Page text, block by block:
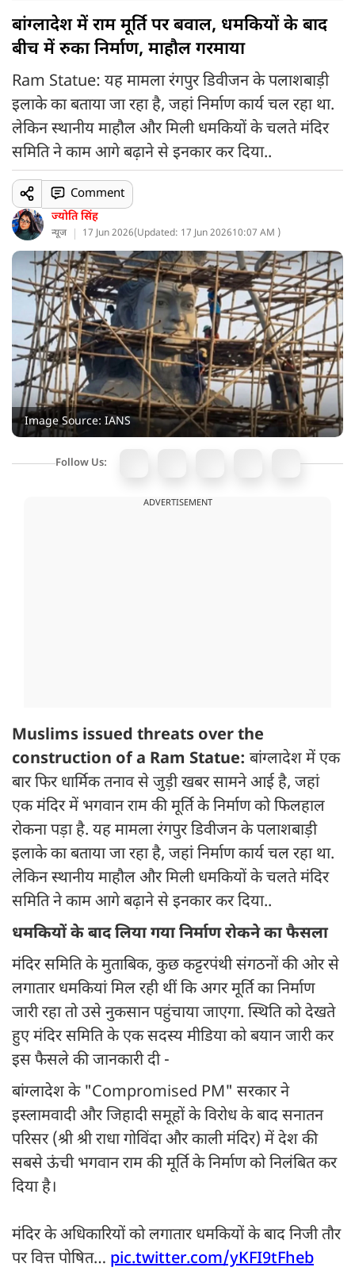
बांग्लादेश में राम मूर्ति पर बवाल, धमकियों के बाद
बीच में रुका निर्माण, माहौल गरमाया
Ram Statue: यह मामला रंगपुर डिवीजन के पलाशबाड़ी
इलाके का बताया जा रहा है, जहां निर्माण कार्य चल रहा था.
लेकिन स्थानीय माहौल और मिली धमकियों के चलते मंदिर
समिति ने काम आगे बढ़ाने से इनकार कर दिया..
ज्योति सिंह
न्यूज 17 Jun 2026(Updated: 17 Jun 202610:07 AM )
Comment
Image Source: IANS
Follow Us:
ADVERTISEMENT
Muslims issued threats over the
construction of a Ram Statue: बांग्लादेश में एक
बार फिर धार्मिक तनाव से जुड़ी खबर सामने आई है, जहां
एक मंदिर में भगवान राम की मूर्ति के निर्माण को फिलहाल
रोकना पड़ा है. यह मामला रंगपुर डिवीजन के पलाशबाड़ी
इलाके का बताया जा रहा है, जहां निर्माण कार्य चल रहा था.
लेकिन स्थानीय माहौल और मिली धमकियों के चलते मंदिर
समिति ने काम आगे बढ़ाने से इनकार कर दिया..
धमकियों के बाद लिया गया निर्माण रोकने का फैसला
मंदिर समिति के मुताबिक, कुछ कट्टरपंथी संगठनों की ओर से
लगातार धमकियां मिल रही थीं कि अगर मूर्ति का निर्माण
जारी रहा तो उसे नुकसान पहुंचाया जाएगा. स्थिति को देखते
हुए मंदिर समिति के एक सदस्य मीडिया को बयान जारी कर
इस फैसले की जानकारी दी -
बांग्लादेश के "Compromised PM" सरकार ने
इस्लामवादी और जिहादी समूहों के विरोध के बाद सनातन
परिसर (श्री श्री राधा गोविंदा और काली मंदिर) में देश की
सबसे ऊंची भगवान राम की मूर्ति के निर्माण को निलंबित कर
दिया है।
मंदिर के अधिकारियों को लगातार धमकियों के बाद निजी तौर
पर वित्त पोषित… pic.twitter.com/yKFI9tFheb